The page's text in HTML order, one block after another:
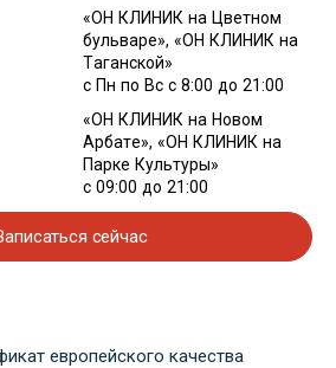
«ОН КЛИНИК на Цветном
бульваре», «ОН КЛИНИК на
Таганской»
с Пн по Вс с 8:00 до 21:00
«ОН КЛИНИК на Новом
Арбате», «ОН КЛИНИК на
Парке Культуры»
с 09:00 до 21:00
сейчас
европейского качества